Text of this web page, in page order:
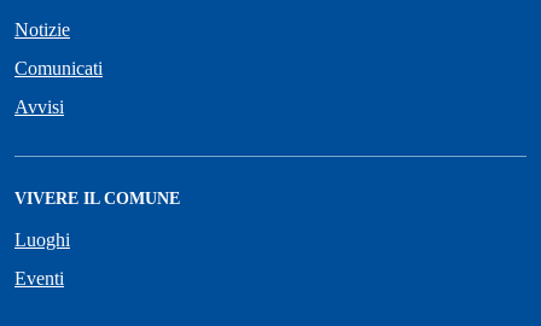
Notizie
Comunicati
Avvisi
VIVERE IL COMUNE
Luoghi
Eventi